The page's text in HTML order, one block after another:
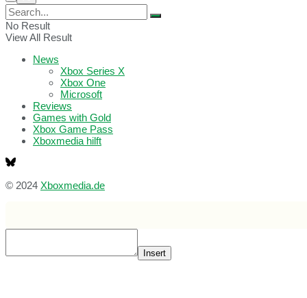
No Result
View All Result
News
Xbox Series X
Xbox One
Microsoft
Reviews
Games with Gold
Xbox Game Pass
Xboxmedia hilft
© 2024 Xboxmedia.de
Insert